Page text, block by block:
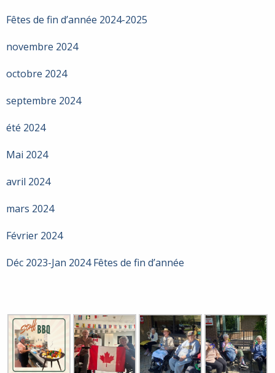
Fêtes de fin d’année 2024-2025
novembre 2024
octobre 2024
septembre 2024
été 2024
Mai 2024
avril 2024
mars 2024
Février 2024
Déc 2023-Jan 2024 Fêtes de fin d’année